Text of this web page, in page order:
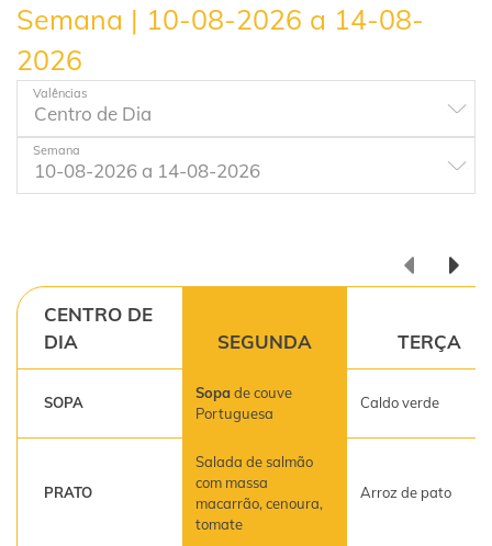
Semana | 10-08-2026 a 14-08-
2026
Valências
Semana
CENTRO DE
DIA
SEGUNDA TERÇA
SOPA
Sopade couve
Portuguesa
Caldo verde
PRATO
Salada de salmão
com massa
macarrão, cenoura,
tomate
Arroz de pato